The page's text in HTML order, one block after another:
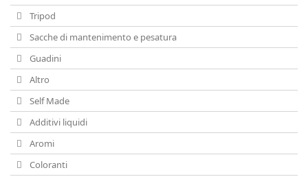
Tripod
Sacche di mantenimento e pesatura
Guadini
Altro
Self Made
Additivi liquidi
Aromi
Coloranti